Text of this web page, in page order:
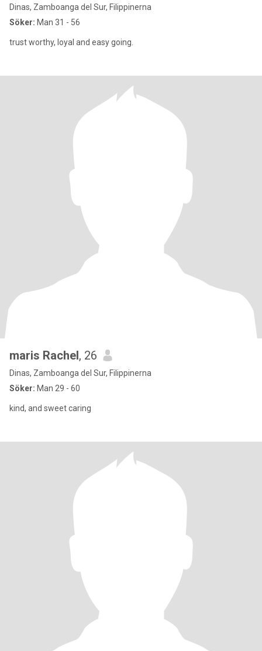
Dinas, Zamboanga del Sur, Filippinerna
Söker: Man 31 - 56
trust worthy, loyal and easy going.
maris Rachel, 26
Dinas, Zamboanga del Sur, Filippinerna
Söker: Man 29 - 60
kind, and sweet caring